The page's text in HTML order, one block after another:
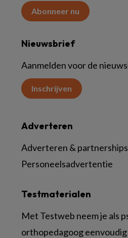
Abonneer nu
Nieuwsbrief
Aanmelden voor de
Inschrijven
Testmaterialen
Met Testweb neem je als
orthopedagoog
Adverteren
Adverteren & partnerships
Personeelsadvertentie